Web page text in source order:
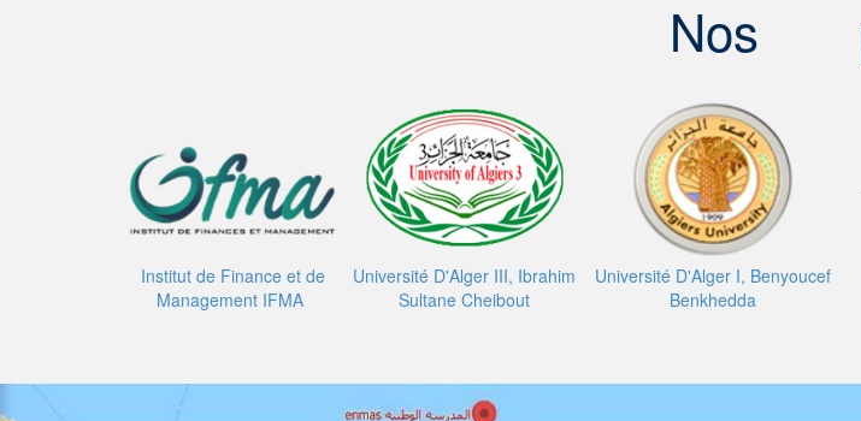
Nos
Institut de Finance et de
Management IFMA
Université D'Alger III, Ibrahim
Sultane Cheibout
Université D'Alger I, Benyoucef
Benkhedda